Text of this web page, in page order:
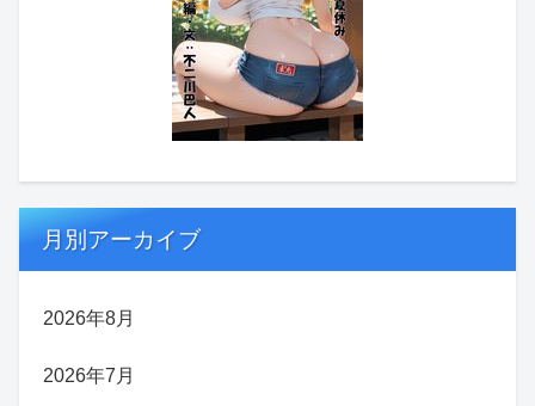
月別アーカイブ
2026年8月
2026年7月